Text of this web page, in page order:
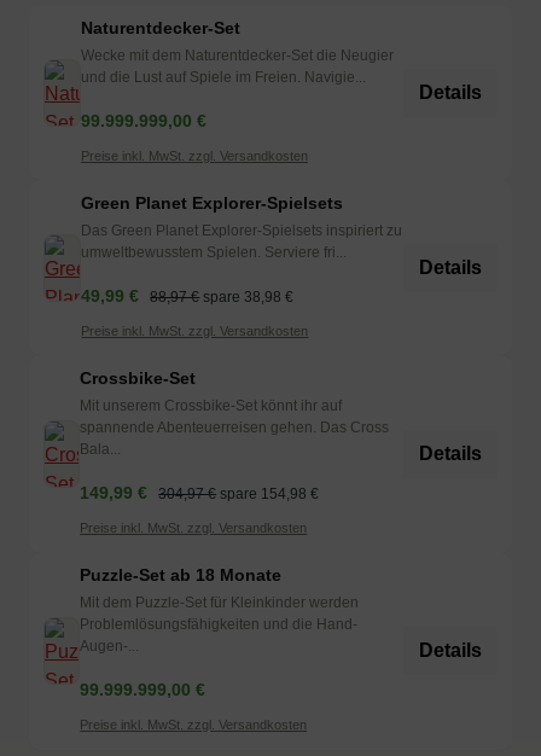
Naturentdecker-Set
Wecke mit dem Naturentdecker-Set die Neugier
und die Lust auf Spiele im Freien. Navigie...
99.999.999,00 €
Preise inkl. MwSt. zzgl. Versandkosten
Details
Green Planet Explorer-Spielsets
Das Green Planet Explorer-Spielsets inspiriert zu
umweltbewusstem Spielen. Serviere fri...
49,99 € 88,97 € spare 38,98 €
Preise inkl. MwSt. zzgl. Versandkosten
Details
Crossbike-Set
Mit unserem Crossbike-Set könnt ihr auf
spannende Abenteuerreisen gehen. Das Cross
Bala...
149,99 € 304,97 € spare 154,98 €
Preise inkl. MwSt. zzgl. Versandkosten
Details
Puzzle-Set ab 18 Monate
Mit dem Puzzle-Set für Kleinkinder werden
Problemlösungsfähigkeiten und die Hand-
Augen-...
99.999.999,00 €
Preise inkl. MwSt. zzgl. Versandkosten
Details